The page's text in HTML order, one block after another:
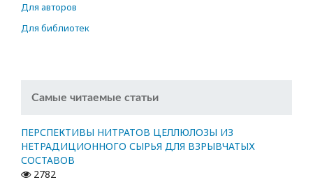
Для авторов
Для библиотек
Самые читаемые статьи
ПЕРСПЕКТИВЫ НИТРАТОВ ЦЕЛЛЮЛОЗЫ ИЗ
НЕТРАДИЦИОННОГО СЫРЬЯ ДЛЯ ВЗРЫВЧАТЫХ
СОСТАВОВ
2782